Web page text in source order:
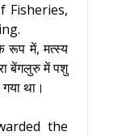
Fisheries,
रूप में, मत्स्य
बेंगलुरु में पशु
था।
the